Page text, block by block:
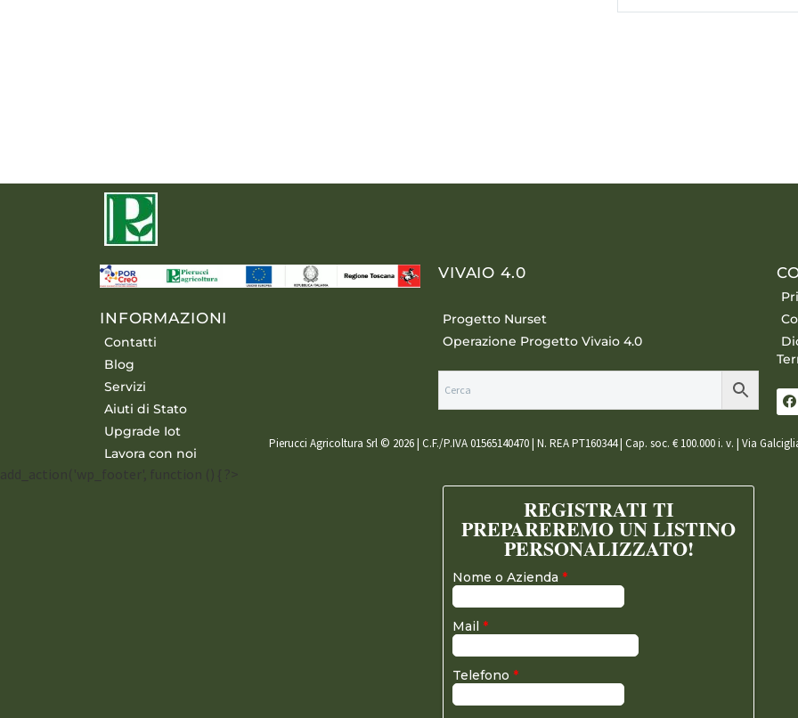
INFORMAZIONI
Contatti
Blog
Servizi
Aiuti di Stato
Upgrade Iot
Lavora con noi
VIVAIO 4.0
Progetto Nurset
Operazione Progetto Vivaio 4.0
Pierucci Agricoltura Srl © 2026 | C.F./P.IVA 01565140470 | N. REA PT160344 | Cap. soc. € 100.000 i. v. | Via
add_action('wp_footer', function () { ?>